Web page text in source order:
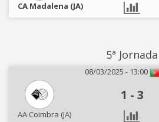
CA Madalena (JA)
5ª Jornada
08/03/2025 - 13:00
1 - 3
AA Coimbra (JA)